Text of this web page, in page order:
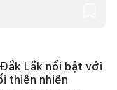
Lắk nổi bật với
thiên nhiên